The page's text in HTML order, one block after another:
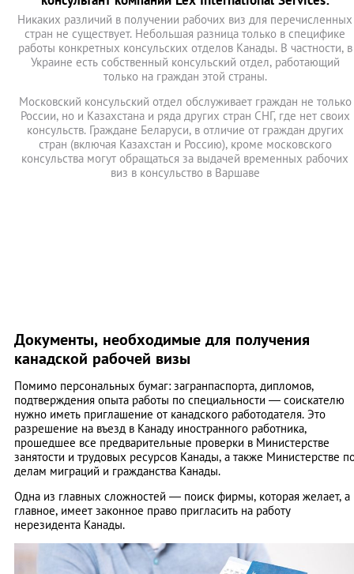
Никаких различий в получении рабочих виз для перечисленных
стран не существует. Небольшая разница только в специфике
работы конкретных консульских отделов Канады. В частности, в
Украине есть собственный консульский отдел, работающий
только на граждан этой страны.
Московский консульский отдел обслуживает граждан не только
России, но и Казахстана и ряда других стран СНГ, где нет своих
консульств. Граждане Беларуси, в отличие от граждан других
стран (включая Казахстан и Россию), кроме московского
консульства могут обращаться за выдачей временных рабочих
виз в консульство в Варшаве
Документы, необходимые для получения
канадской рабочей визы
Помимо персональных бумаг: загранпаспорта, дипломов,
подтверждения опыта работы по специальности — соискателю
нужно иметь приглашение от канадского работодателя. Это
разрешение на въезд в Канаду иностранного работника,
прошедшее все предварительные проверки в Министерстве
занятости и трудовых ресурсов Канады, а также Министерстве
делам миграций и гражданства Канады.
Одна из главных сложностей ― поиск фирмы, которая желает, а
главное, имеет законное право пригласить на работу
нерезидента Канады.